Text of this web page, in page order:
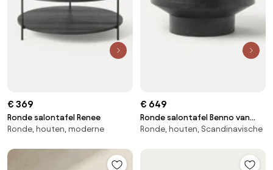
€ 369
Ronde salontafel Renee
Ronde, houten, moderne
€ 649
Ronde salontafel Benno van
mangohout
Ronde, houten, Scandinavische